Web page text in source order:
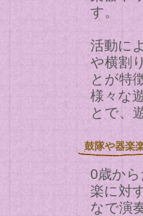
す。
活動に
や横割
とが特
様々な
とで、
鼓隊や器楽
0歳か
楽に対
なで演